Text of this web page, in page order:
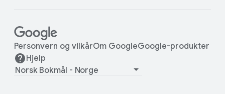
Personvern og vilkårOm GoogleGoogle-produkter
Hjelp